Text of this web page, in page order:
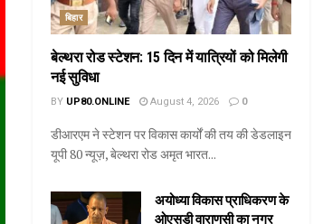
बिहार
बेल्थरा रोड स्टेशन: 15 दिन में यात्रियों को मिलेगी
नई सुविधा
BY UP80.ONLINE August 4, 2026 0
डीआरएम ने स्टेशन पर विकास कार्यों की तय की डेडलाइन
यूपी 80 न्यूज़, बेल्थरा रोड अमृत भारत...
अयोध्या विकास प्राधिकरण के
ओएसडी वाराणसी का नगर